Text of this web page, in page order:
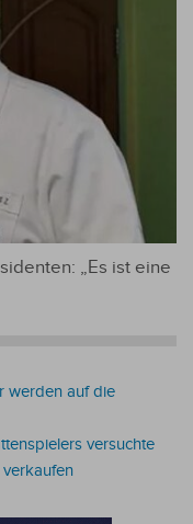
„Es ist eine
werden auf die
versuchte